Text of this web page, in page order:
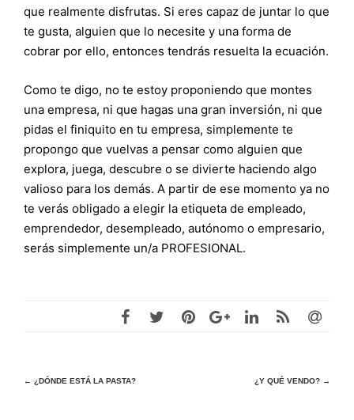
que realmente disfrutas. Si eres capaz de juntar lo que
te gusta, alguien que lo necesite y una forma de
cobrar por ello, entonces tendrás resuelta la ecuación.
Como te digo, no te estoy proponiendo que montes
una empresa, ni que hagas una gran inversión, ni que
pidas el finiquito en tu empresa, simplemente te
propongo que vuelvas a pensar como alguien que
explora, juega, descubre o se divierte haciendo algo
valioso para los demás. A partir de ese momento ya no
te verás obligado a elegir la etiqueta de empleado,
emprendedor, desempleado, autónomo o empresario,
serás simplemente un/a PROFESIONAL.
Navegación
← ¿DÓNDE ESTÁ LA PASTA? ¿Y QUÉ VENDO? →